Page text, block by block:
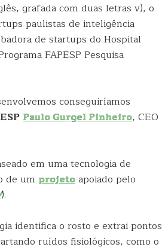
grafada com duas letras v), o
paulistas de inteligência
de startups do Hospital
FAPESP Pesquisa
conseguiríamos
Paulo Gurgel Pinheiro, CEO
em uma tecnologia de
de um projetoapoiado pelo
).
identifica o rosto e extrai pontos
ruídos fisiológicos, como o